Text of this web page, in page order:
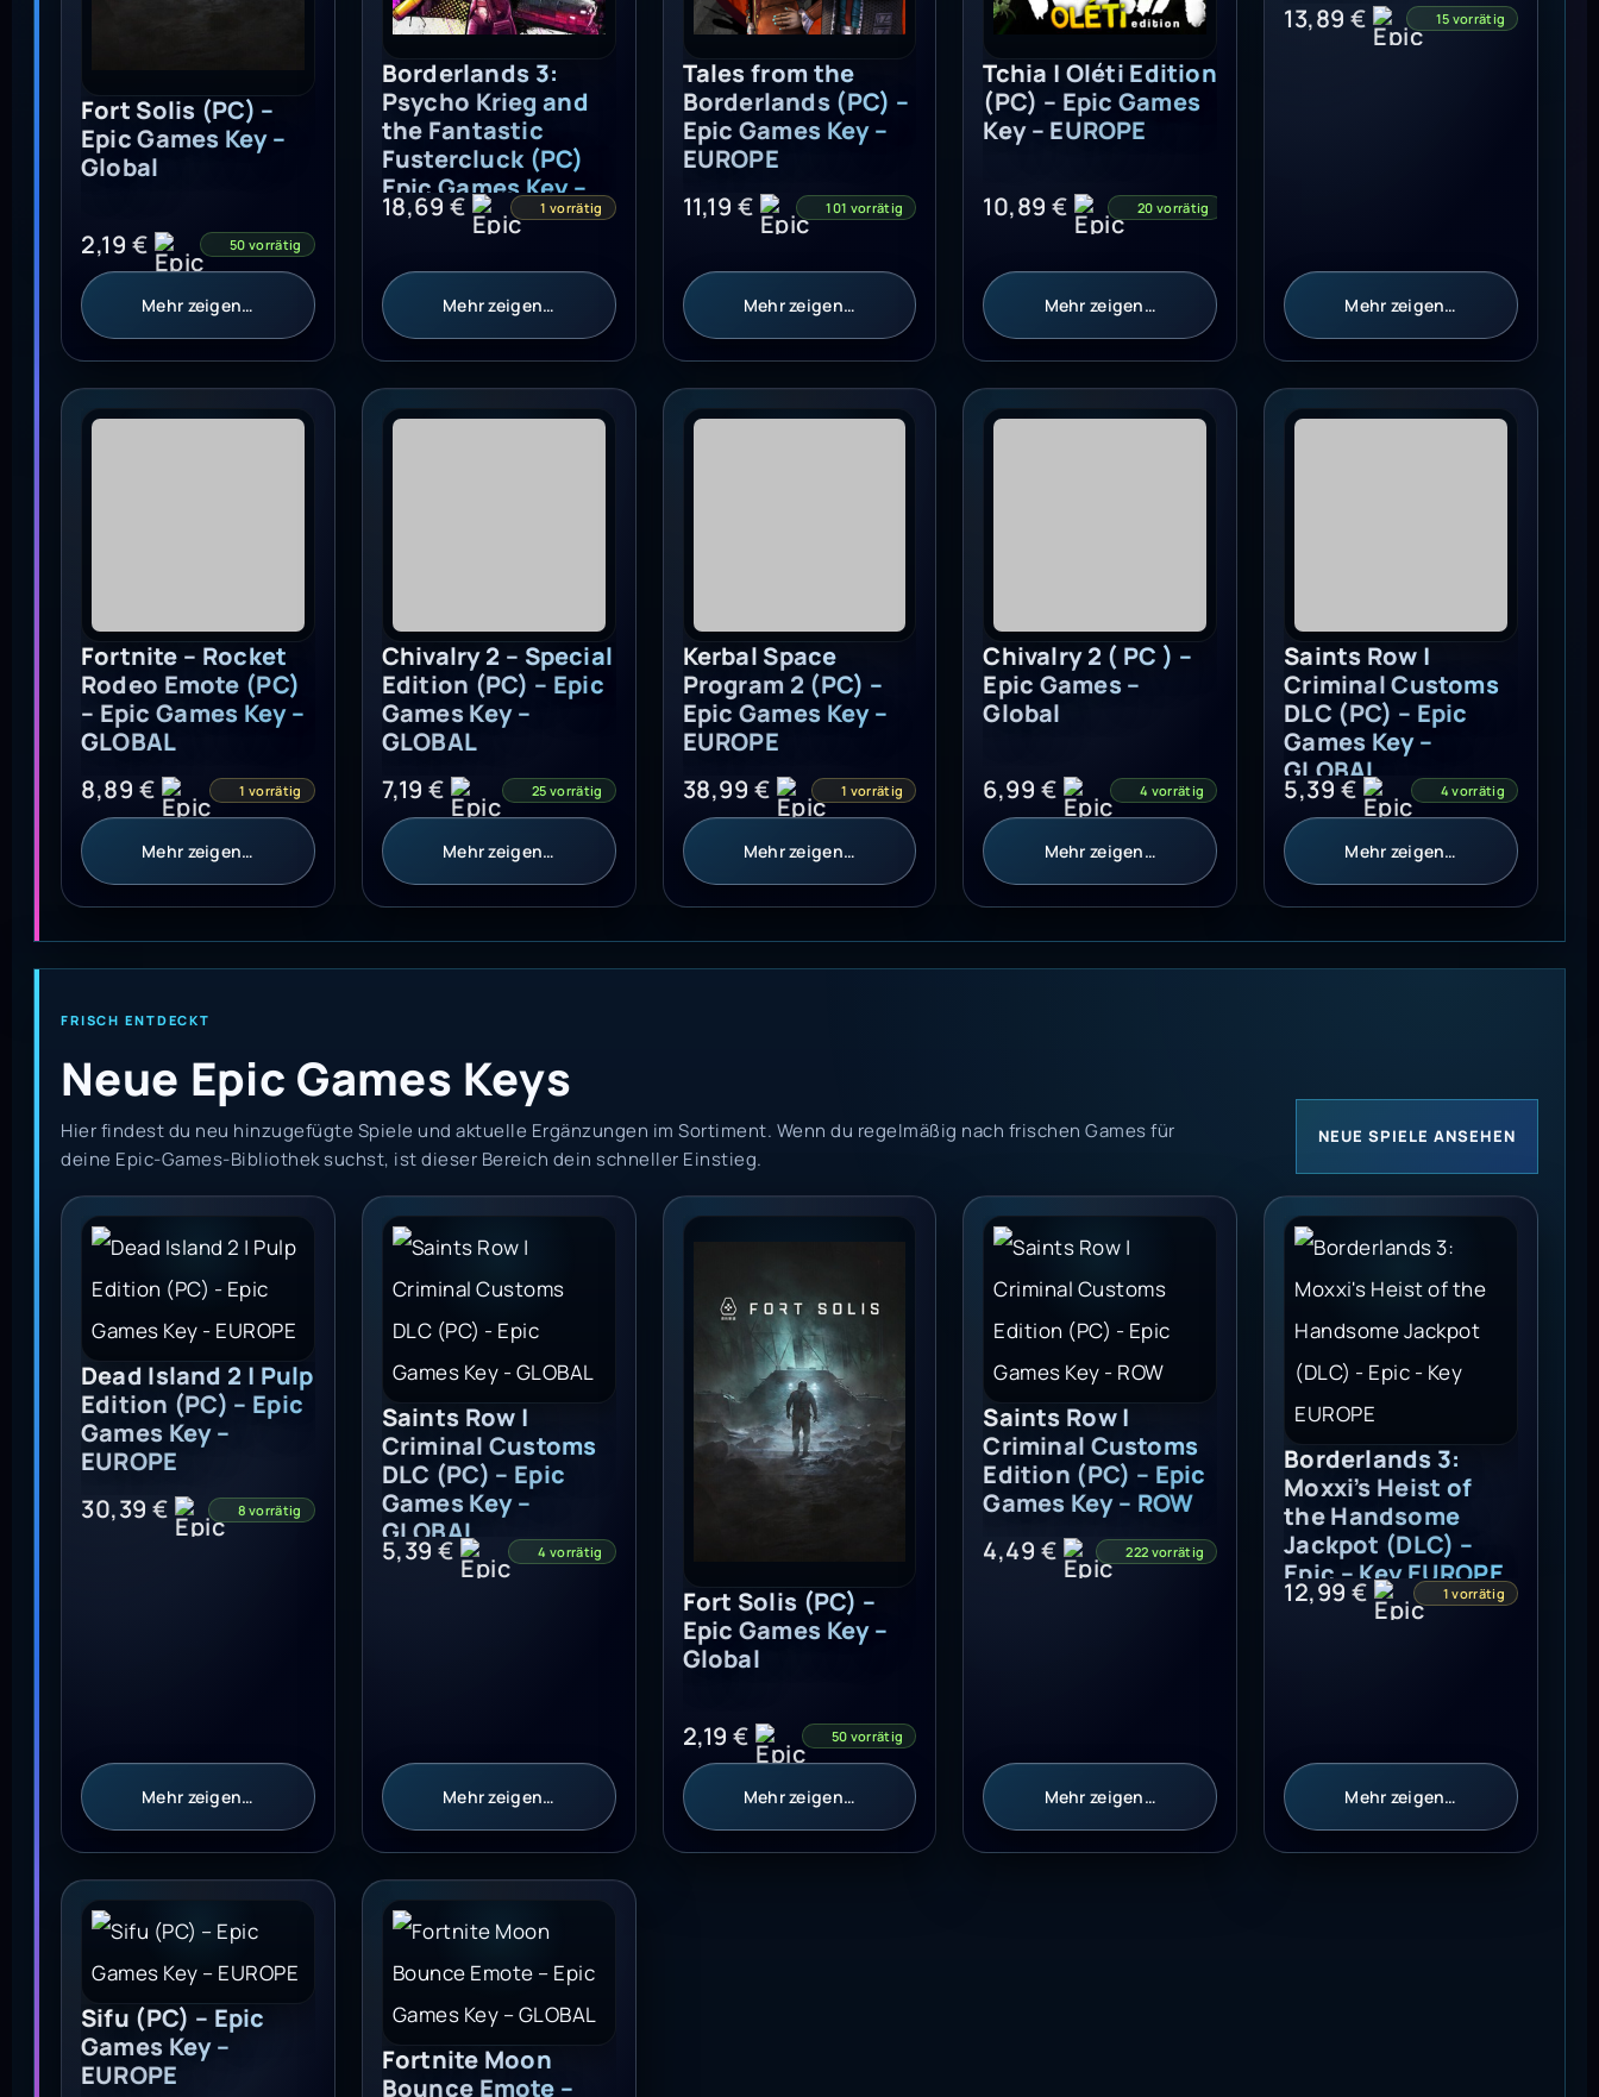
Fort Solis (PC) –
Epic Games Key –
Global
2,19 € 50 vorrätig
Mehr zeigen…
Borderlands 3:
Psycho Krieg and
the Fantastic
Fustercluck (PC) –
Epic Games Key –
EUROPE
18,69 € 1 vorrätig
Mehr zeigen…
Tales from the
Borderlands (PC) –
Epic Games Key –
EUROPE
11,19 € 101 vorrätig
Mehr zeigen…
Tchia | Oléti Edition
(PC) – Epic Games
Key – EUROPE
10,89€ 20 vorrätig
Mehr zeigen…
13,89€ 15 vorrätig
Mehr zeigen…
Fortnite - Rocket Rodeo Emote (PC) - Epic Games Key - GLOBAL
Rodeo Emote (PC)
– Epic Games Key –
GLOBAL
8,89€
Mehr zeigen…
Chivalry 2 - Special Edition (PC) - Epic Games Key - GLOBAL
Games Key –
GLOBAL
7,19€ 25 vorrätig
Mehr zeigen…
Kerbal Space Program 2 (PC) - Epic Games Key - EUROPE
Epic Games Key –
EUROPE
38,99€ 1 vorrätig
Mehr zeigen…
Chivalry 2 ( PC ) - Epic Games - Global
6,99€ 4 vorrätig
Mehr zeigen…
Saints Row | Criminal Customs
Criminal Customs
DLC (PC) – Epic
Games Key –
GLOBAL
5,39€
Mehr zeigen…
FRISCH ENTDECKT
Neue Epic Games Keys
Hier findest du neu hinzugefügte Spiele und aktuelle Ergänzungen im Sortiment. Wenn du regelmäßig nach frischen Games für
deine Epic-Games-Bibliothek suchst, ist dieser Bereich dein schneller Einstieg.
Dead Island 2 | Pulp Edition (PC) - Epic Games Key - EUROPE
Dead Island 2 | Pulp
Edition (PC) – Epic
Games Key –
EUROPE
30,39€
Saints Row | Criminal Customs DLC (PC) - Epic Games Key - GLOBAL
Saints Row |
Criminal Customs
DLC (PC) – Epic
Games Key –
GLOBAL
5,39€
Fort Solis (PC) - Epic Games Key - Global
Epic Games Key –
Global
Mehr zeigen…
Saints Row | Criminal Customs Edition (PC) - Epic Games Key -
Saints Row |
Criminal Customs
Edition (PC) – Epic
Games Key – ROW
4,49€ 222 vorrätig
Borderlands 3: Moxxi's Heist of
Borderlands 3:
Moxxi’s Heist of
the Handsome
Jackpot (DLC) –
Epic – Key EUROPE
12,99€ 1 vorrätig
Sifu (PC) - Epic Games Key - EUROPE
Sifu (PC) – Epic
Games Key –
EUROPE
Fortnite Moon Bounce Emote - Epic Games Key - GLOBAL
Fortnite Moon
Bounce Emote –
Epic Games Key –